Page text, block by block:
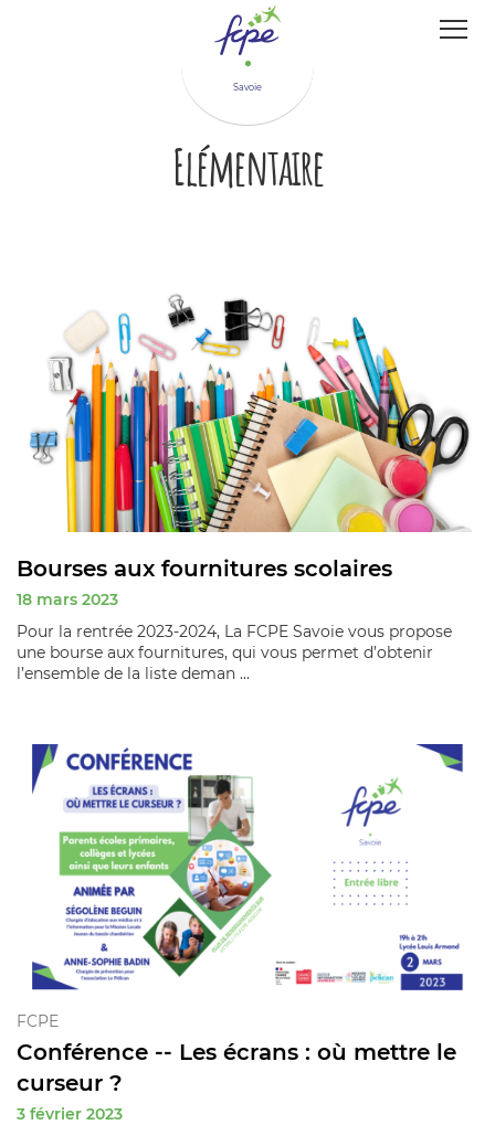
Savoie
Elémentaire
Bourses aux fournitures scolaires
18 mars 2023
Pour la rentrée 2023-2024, La FCPE Savoie vous propose
une bourse aux fournitures, qui vous permet d’obtenir
l’ensemble de la liste deman ...
FCPE
Conférence -- Les écrans : où mettre le
curseur ?
3 février 2023